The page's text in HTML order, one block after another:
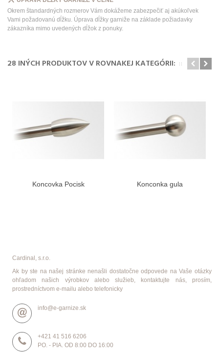
Okrem štandardných rozmerov Vám dokážeme zabezpečiť aj akúkoľvek
Vami požadovanú dĺžku. Úprava dĺžky garniže na základe požiadavky
zákazníka mimo uvedených dĺžok z ponuky.
28 INÝCH PRODUKTOV V ROVNAKEJ KATEGÓRII:
Koncovka Pocisk Konconka gula
Cardinal, s.r.o.
Ak by ste na našej stránke nenašli dostatočne odpovede na Vaše otázky
ohľadom našich výrobkov alebo služieb, kontaktujte nás, prosím,
prostredníctvom e-mailu alebo telefonicky
info@e-garnize.sk
+421 41 516 6206
PO. - PIA. OD 8:00 DO 16:00